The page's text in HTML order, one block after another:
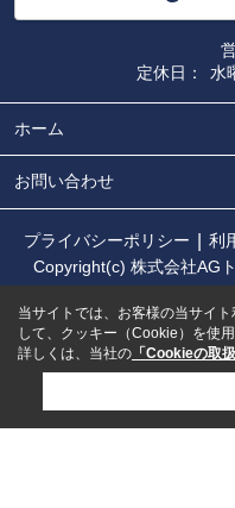
定休日：
水
ホーム
お問い合わせ
プライバシーポリシー 利
Copyright(c) 株式会社AG
当サイトでは、お客様の当サイ
して、クッキー（Cookie）を使用
詳しくは、当社の 「Cookieの取